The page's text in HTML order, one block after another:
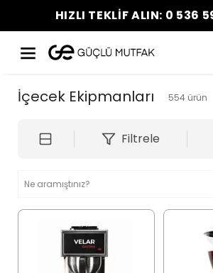
HIZLI TEKLİF ALIN: 0 536
İçecek Ekipmanları 554 ürün
Filtrele